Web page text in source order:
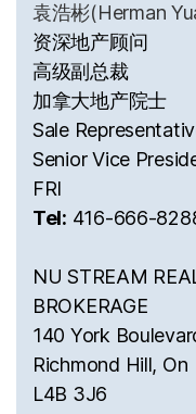
袁浩彬(Herman
资深地产顾问
高级副总裁
加拿大地产院士
Sale
Senior Vice
FRI
Tel: 416-666-
NU STREAM
BROKERAGE
140 York
Richmond Hill, On
L4B 3J6